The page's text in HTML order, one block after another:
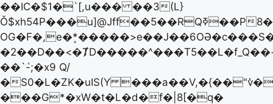
��IC�$1�`[,u��� ��3(L}
Ǒ$xh54P���u]@Jff��5��RQߧ��P8�vx9U�Ek.�[����)&�-
��`ٝ-;�x9 Q/
�S0�L�ZK�uIS(Y
���G*�xW�t�L�d�f�|8[�q�